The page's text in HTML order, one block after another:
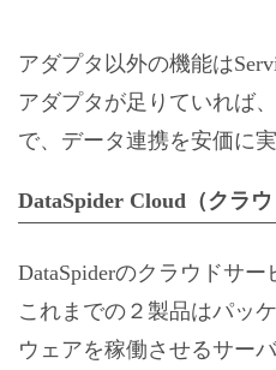
アダプタ以外の機能は
アダプタが足りていれば
で、データ連携を安価に
DataSpider Cloud（クラウ
DataSpiderのクラウドサー
これまでの２製品はパッ
ウェアを稼働させるサー